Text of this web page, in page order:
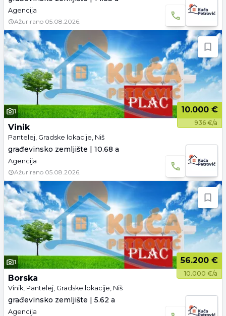
Agencija
Ažurirano 05.08.2026.
1 10.000 €
936 €/a
Vinik
Pantelej, Gradske lokacije, Niš
građevinsko zemljište | 10.68 a
Agencija
Ažurirano 05.08.2026.
1 56.200 €
10.000 €/a
Borska
Vinik, Pantelej, Gradske lokacije, Niš
građevinsko zemljište | 5.62 a
Agencija